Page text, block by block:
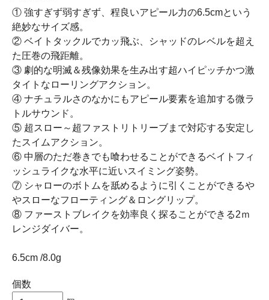
① 強すぎず弱すぎず、程良いアピール力の6.5cmという
絶妙なサイズ感。
② ベイトタックルでカッ飛ぶ、シャッドのレベルを超え
た圧巻の飛距離。
③ 劇的な明滅＆残像効果を生み出す超ハイピッチかつ激
タイトなローリングアクション。
④ ナチュラルさのなかにもアピール要素を追加する微ラ
トルサウンド。
⑤ 超スロー～超ファストリトリーブまで対応する安定し
たスイムアクション。
⑥ 中層のただ巻きでも喰わせることができるベイトフィ
ッシュライクな水平に近いスイミング姿勢。
⑦ シャローのボトムを舐めるように引くことができるや
やスローなフローティング＆ロングリップ。
⑧ ファーストブレイクを効率良く探ることができる2ｍ
レンジダイバー。
6.5cm /8.0g
個数